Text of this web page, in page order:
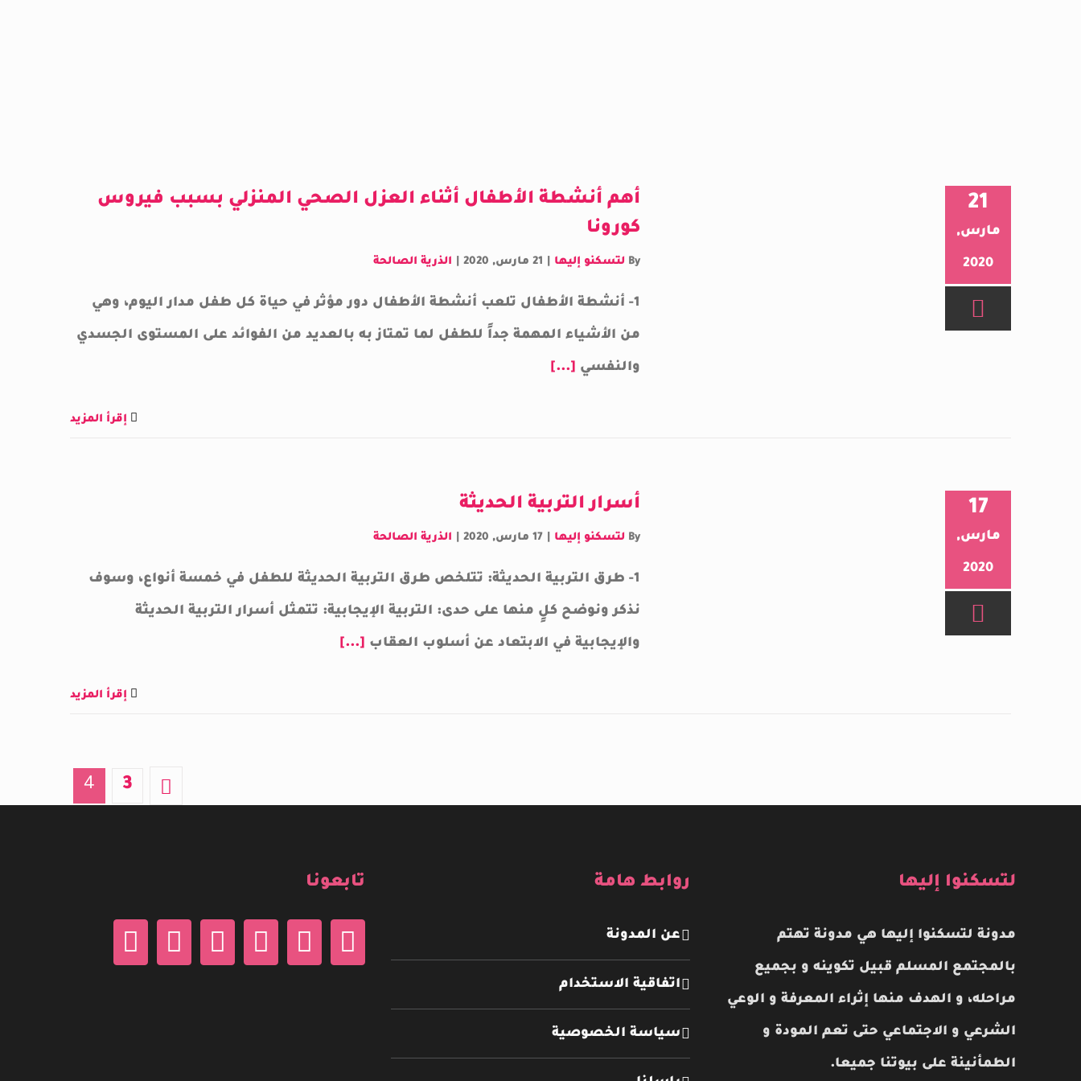
21
مارس,
2020
أهم أنشطة الأطفال أثناء العزل الصحي المنزلي بسبب فيروس
كورونا
By لتسكنو إليها 21 مارس, 2020 الذرية الصالحة
1- أنشطة الأطفال تلعب أنشطة الأطفال دور مؤثر في حياة كل طفل مدار اليوم، وهي
من الأشياء المهمة جداً للطفل لما تمتاز به بالعديد من الفوائد على المستوى الجسدي
والنفسي [...]
إقرأ المزيد
17
مارس,
2020
أسرار التربية الحديثة
By لتسكنو إليها 17 مارس, 2020 الذرية الصالحة
1- طرق التربية الحديثة: تتلخص طرق التربية الحديثة للطفل في خمسة أنواع، وسوف
نذكر ونوضح كلٍ منها على حدى: التربية الإيجابية: تتمثل أسرار التربية الحديثة
والإيجابية في الابتعاد عن أسلوب العقاب [...]
إقرأ المزيد
3
4
لتسكنوا إليها
مدونة لتسكنوا إليها هي مدونة تهتم
بالمجتمع المسلم قبيل تكوينه و بجميع
مراحله، و الهدف منها إثراء المعرفة و الوعي
الشرعي و الاجتماعي حتى تعم المودة و
الطمأنينة على بيوتنا جميعا.
روابط هامة
عن المدونة
اتفاقية الاستخدام
سياسة الخصوصية
تابعونا